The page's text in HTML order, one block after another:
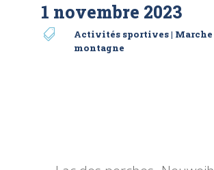
1 novembre 2023
 Activités sportives| Marche
montagne